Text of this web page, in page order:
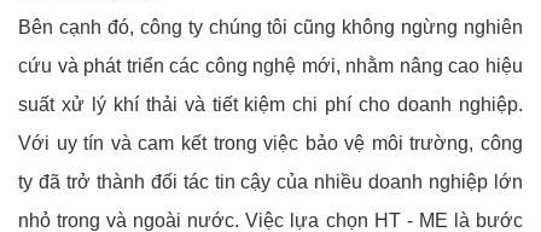
Bên cạnh đó, công ty chúng tôi cũng không ngừng nghiên
cứu và phát triển các công nghệ mới, nhằm nâng cao hiệu
suất xử lý khí thải và tiết kiệm chi phí cho doanh nghiệp.
Với uy tín và cam kết trong việc bảo vệ môi trường, công
ty đã trở thành đối tác tin cậy của nhiều doanh nghiệp lớn
nhỏ trong và ngoài nước. Việc lựa chọn HT - ME là bước